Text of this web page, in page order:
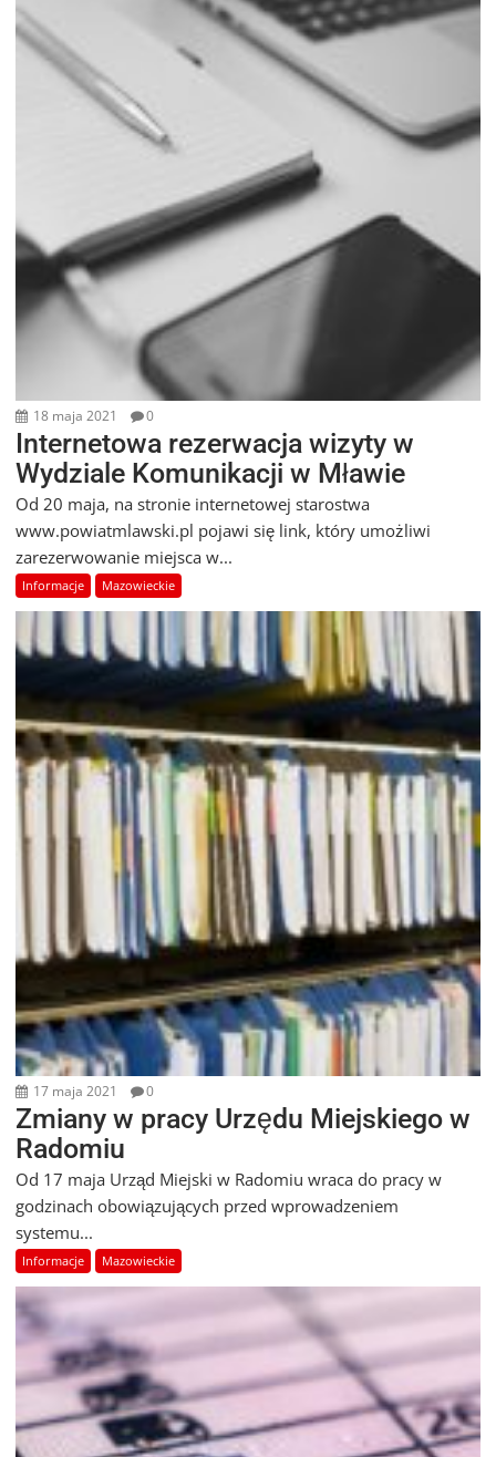
18 maja 2021 0
Internetowa rezerwacja wizyty w
Wydziale Komunikacji w Mławie
Od 20 maja, na stronie internetowej starostwa
www.powiatmlawski.pl pojawi się link, który umożliwi
zarezerwowanie miejsca w...
Informacje Mazowieckie
17 maja 2021 0
Zmiany w pracy Urzędu Miejskiego w
Radomiu
Od 17 maja Urząd Miejski w Radomiu wraca do pracy w
godzinach obowiązujących przed wprowadzeniem
systemu...
Informacje Mazowieckie